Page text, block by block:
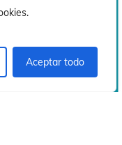
Aceptar todo